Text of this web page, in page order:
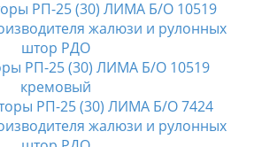
РП-25 (30) ЛИМА Б/О 10519
кремовый